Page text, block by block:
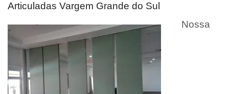
Articuladas Vargem Grande do Sul
Nossa